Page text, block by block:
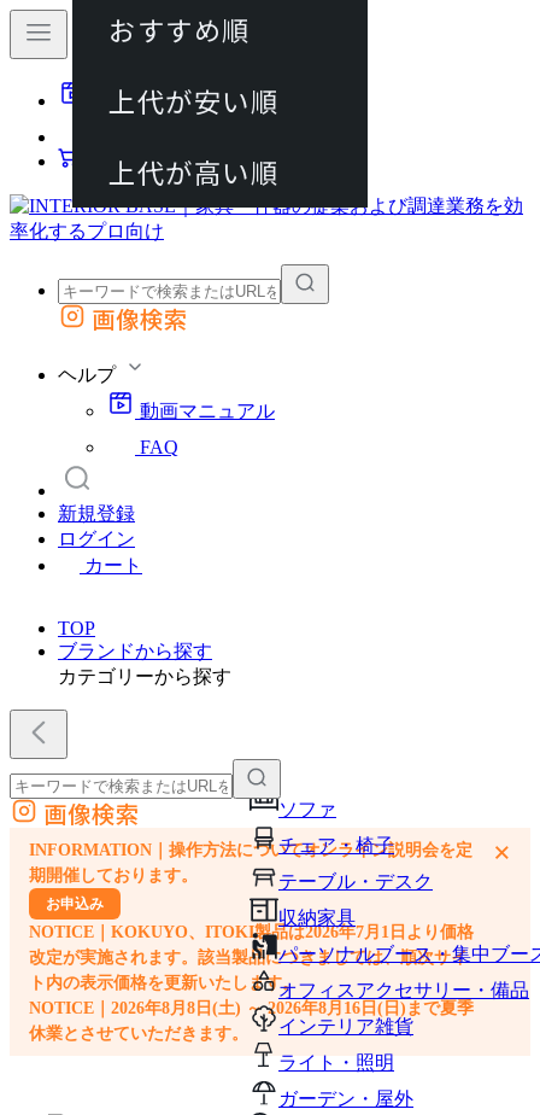
動画マニュアル
カート
外部サイトの商品をカートに追加
画像検索
ヘルプ
動画マニュアル
FAQ
新規登録
ログイン
カート
TOP
ブランドから探す
カテゴリーから探す
ソファ
チェア・椅子
テーブル・デスク
収納家具
パーソナルブース・集中ブー
オフィスアクセサリー・備品
インテリア雑貨
ライト・照明
ガーデン・屋外
外部サイトの商品をカートに追加
他のサイトで見つけた商品ページのURLを貼り付けて、カートに追加できます
画像検索
INFORMATION｜操作方法についてオンライン説明会を定
期開催しております。
お申込み
NOTICE｜KOKUYO、ITOKI製品は2026年7月1日より価格
改定が実施されます。該当製品につきましては、順次サイ
ト内の表示価格を更新いたします。
NOTICE｜2026年8月8日(土) ～ 2026年8月16日(日)まで夏季
休業とさせていただきます。
×
おすすめ順
上代が安い順
上代が高い順